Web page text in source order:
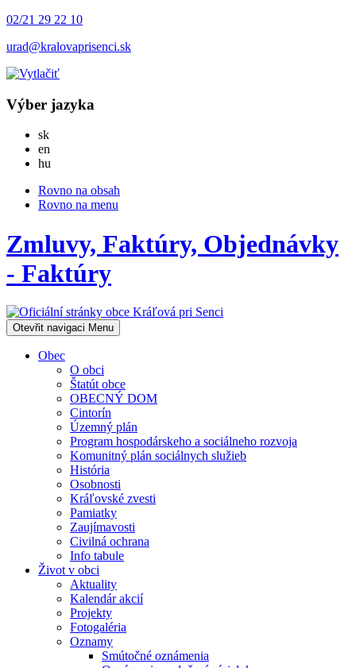
02/21 29 22 10
urad@kralovaprisenci.sk
Výber jazyka
skSlovensky
en
hu
Rovno na obsah
Rovno na menu
Zmluvy, Faktúry, Objednávky
- Faktúry
Otevřit navigaci Menu
Obec
O obci
Štatút obce
OBECNÝ DOM
Cintorín
Územný plán
Program hospodárskeho a sociálneho rozvoja
Komunitný plán sociálnych služieb
História
Osobnosti
Kráľovské zvesti
Pamiatky
Zaujímavosti
Civilná ochrana
Info tabule
Život v obci
Aktuality
Kalendár akcií
Projekty
Fotogaléria
Oznamy
Smútočné oznámenia